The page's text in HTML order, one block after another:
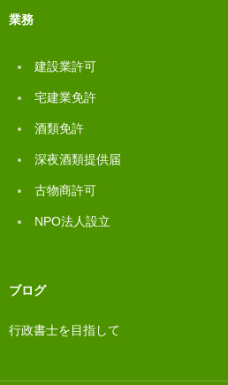
業務
建設業許可
宅建業免許
酒類免許
深夜酒類提供届
古物商許可
NPO法人設立
ブログ
行政書士を目指して